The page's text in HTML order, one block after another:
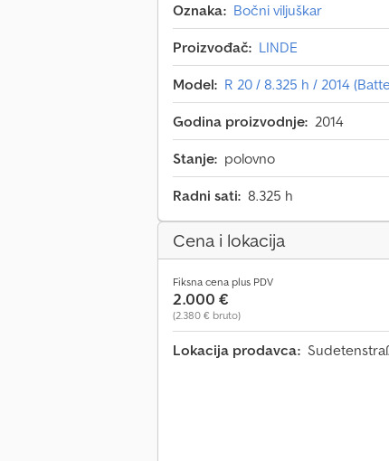
Oznaka: Bočni viljuškar
Proizvođač: LINDE
Model: R 20 / 8.325 h / 2014
Godina proizvodnje: 2014
Stanje: polovno
Radni sati: 8.325 h
Cena i lokacija
Fiksna cena plus PDV
2.000 €
(2.380 € bruto)
Lokacija prodavca: